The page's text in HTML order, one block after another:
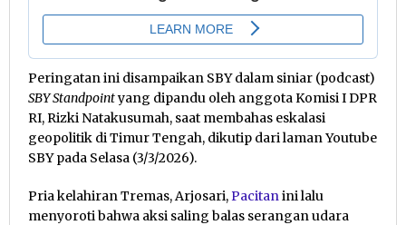
Peringatan ini disampaikan SBY dalam siniar (podcast)
SBY Standpointyang dipandu oleh anggota Komisi I DPR
RI, Rizki Natakusumah, saat membahas eskalasi
geopolitik di Timur Tengah, dikutip dari laman Youtube
SBY pada Selasa (3/3/2026).
Pria kelahiran Tremas, Arjosari,Pacitanini lalu
menyoroti bahwa aksi saling balas serangan udara